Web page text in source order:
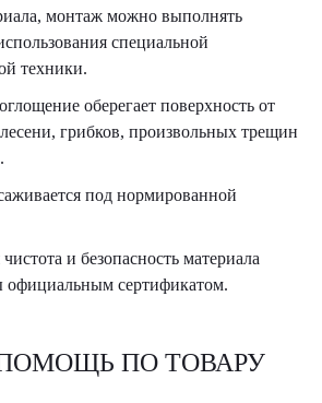
монтаж можно выполнять
специальной
техники.
оберегает поверхность от
грибков, произвольных трещин
под нормированной
и безопасность материала
официальным сертификатом.
ПО ТОВАРУ